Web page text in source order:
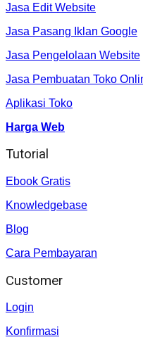
Jasa Edit Website
Jasa Pasang Iklan Google
Jasa Pengelolaan Website
Jasa Pembuatan Toko
Aplikasi Toko
Harga Web
Tutorial
Ebook Gratis
Knowledgebase
Blog
Cara Pembayaran
Customer
Login
Konfirmasi